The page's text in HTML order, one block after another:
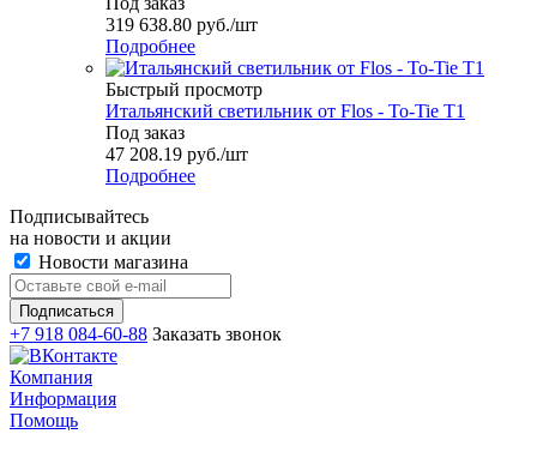
319 638.80 руб./шт
Подробнее
Быстрый просмотр
Итальянский светильник от Flos - To-Tie T1
Под заказ
47 208.19 руб./шт
Подробнее
Подписывайтесь
на новости и акции
Новости магазина
+7 918 084-60-88 Заказать звонок
Компания
Информация
Помощь